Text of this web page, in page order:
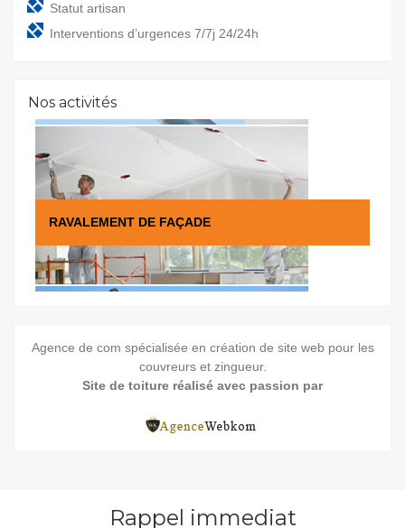
Statut artisan
Interventions d’urgences 7/7j 24/24h
Nos activités
RAVALEMENT DE FAÇADE
POSE, CHANGEMENT ET RÉPARATION DE
FENÊTRE DE TOIT
Agence de com spécialisée en création de site web pour les
couvreurset zingueur.
Site de toiture réalisé avec passion par
Rappel immediat